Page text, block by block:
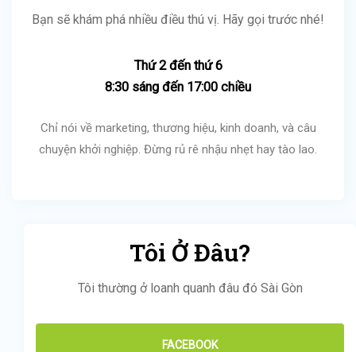
Bạn sẽ khám phá nhiều điều thú vị. Hãy gọi trước nhé!
Thứ 2 đến thứ 6
8:30 sáng đến 17:00 chiều
Chỉ nói về marketing, thương hiệu, kinh doanh, và câu
chuyện khởi nghiệp. Đừng rủ rê nhậu nhẹt hay tào lao.
Tôi Ở Đâu?
Tôi thường ở loanh quanh đâu đó Sài Gòn
FACEBOOK